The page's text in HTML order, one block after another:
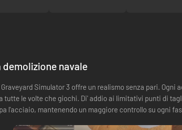
demolizione navale
Simulator 3 offre un realismo senza pari.
tutte le volte che giochi. Di' addio ai limitativi punti di
l'acciaio, mantenendo un maggiore controllo su ogni